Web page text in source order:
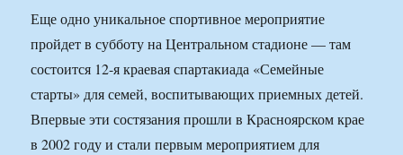
Еще одно уникальное спортивное мероприятие
пройдет в субботу на Центральном стадионе — там
состоится 12-я краевая спартакиада «Семейные
старты» для семей, воспитывающих приемных детей.
Впервые эти состязания прошли в Красноярском крае
в 2002 году и стали первым мероприятием для